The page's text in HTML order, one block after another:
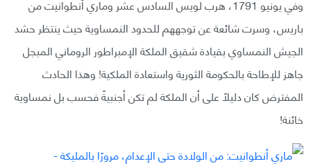
وفي يونيو 1791، هرب لويس السادس عشر وماري أنطوانيت من
باريس، وسرت شائعة عن توجههم للحدود النمساوية حيث ينتظر حشد
الجيش النمساوي بقيادة شقيق الملكة الإمبراطور الروماني المبجل
جاهز للإطاحة بالحكومة الثورية واستعادة الملكية! وهذا الحادث
المفترض كان دليلًا على أن الملكة لم تكن أجنبيةً فحسب بل نمساوية
خائنة!